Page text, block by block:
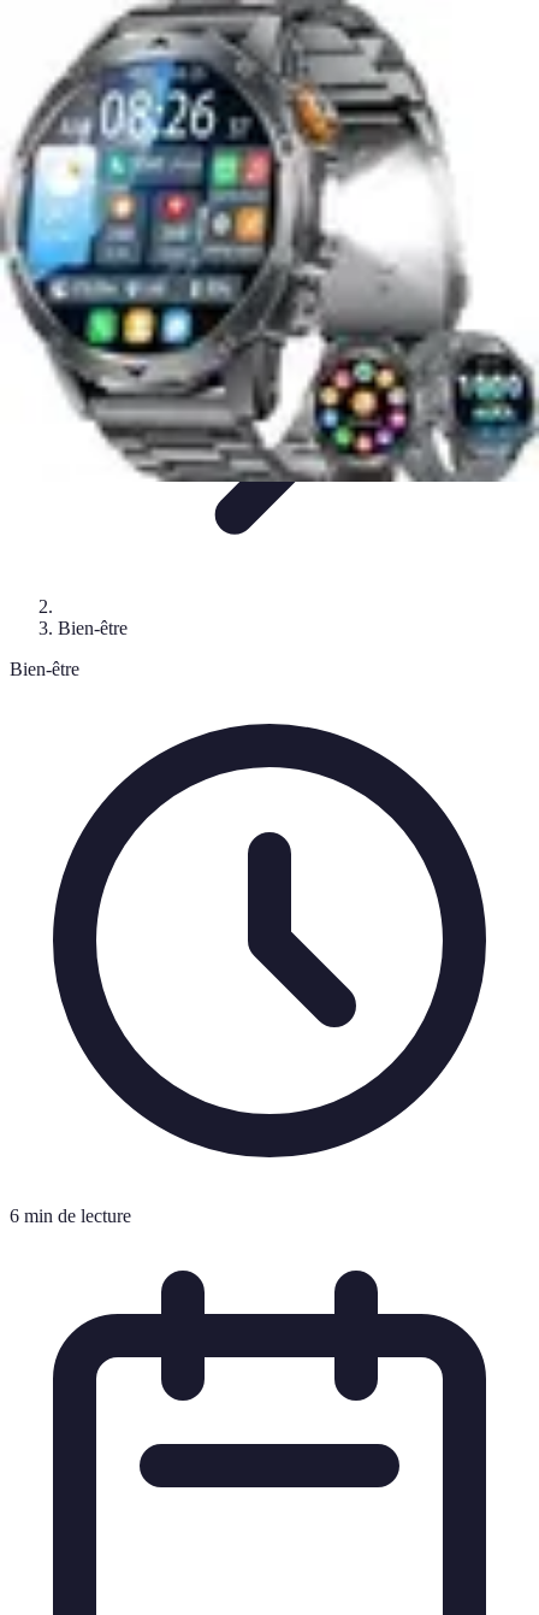
Astuces du Quotidien
Économie domestiqueCuisine et AlimentationCuisine &
MénageOrganisationProductivité
Astuces du Quotidien
Bien-être
Bien-être
6 min de lecture